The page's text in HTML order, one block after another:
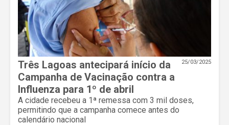
25/03/2025
Três Lagoas antecipará início da
Campanha de Vacinação contra a
Influenza para 1º de abril
A cidade recebeu a 1ª remessa com 3 mil doses,
permitindo que a campanha comece antes do
calendário nacional